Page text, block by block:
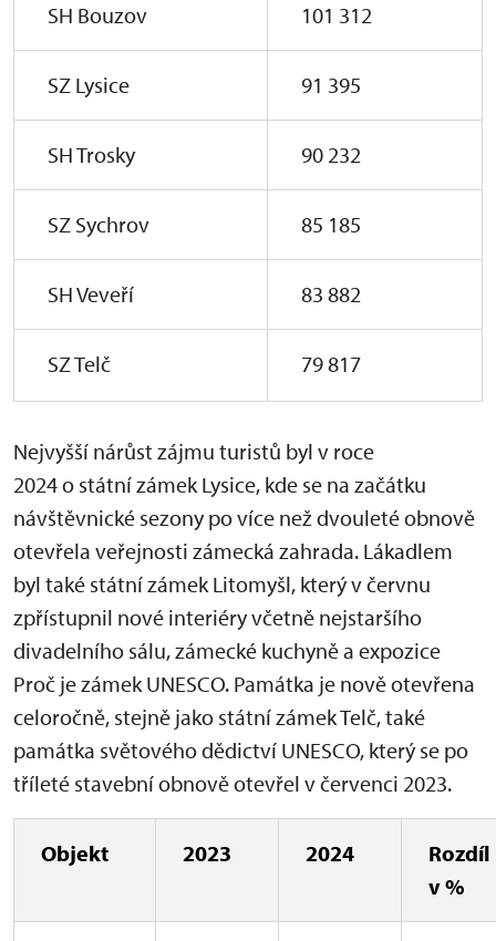
SH Bouzov 101 312
SZ Lysice 91 395
SH Trosky 90 232
SZ Sychrov 85 185
SH Veveří 83 882
SZ Telč 79 817
Nejvyšší nárůst zájmu turistů byl v roce
2024 o státní zámek Lysice, kde se na začátku
návštěvnické sezony po více než dvouleté obnově
otevřela veřejnosti zámecká zahrada. Lákadlem
byl také státní zámek Litomyšl, který v červnu
zpřístupnil nové interiéry včetně nejstaršího
divadelního sálu, zámecké kuchyně a expozice
Proč je zámek UNESCO. Památka je nově otevřena
celoročně, stejně jako státní zámek Telč, také
památka světového dědictví UNESCO, který se po
tříleté stavební obnově otevřel v červenci 2023.
Objekt 2023 2024
Rozdíl
v %